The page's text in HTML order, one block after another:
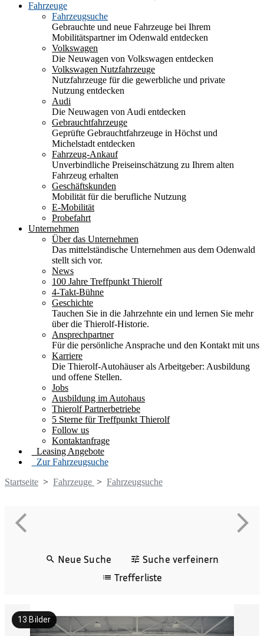
Fahrzeuge
Fahrzeugsuche
Gebrauchte und neue Fahrzeuge bei Ihrem
Mobilitätspartner im Odenwald entdecken
Volkswagen
Die Neuwagen von Volkswagen entdecken
Volkswagen Nutzfahrzeuge
Nutzfahrzeuge für die gewerbliche und private
Nutzung entdecken
Audi
Die Neuwagen von Audi entdecken
Gebrauchtfahrzeuge
Geprüfte Gebrauchtfahrzeuge in Höchst und
Michelstadt entdecken
Fahrzeug-Ankauf
Unverbindliche Preiseinschätzung zu Ihrem alten
Fahrzeug erhalten
Geschäftskunden
Mobilität für die berufliche Nutzung
E-Mobilität
Probefahrt
Unternehmen
Über das Unternehmen
Das mittelständische Unternehmen aus dem Odenwald
stellt sich vor.
News
100 Jahre Treffpunkt Thierolf
4-Takt-Bühne
Geschichte
Tauchen Sie in die Jahrzehnte ein und lernen Sie mehr
über die Thierolf-Historie.
Ansprechpartner
Für die persönliche Ansprache und den Kontakt mit uns
Karriere
Die Thierolf-Autohäuser als Arbeitgeber: Ausbildung
und offene Stellen.
Jobs
Ausbildung im Autohaus
Thierolf Partnerbetriebe
5 Sterne für Treffpunkt Thierolf
Follow us
Kontaktanfrage
Leasing Angebote
Zur Fahrzeugsuche
Startseite > Fahrzeuge > Fahrzeugsuche
Neue Suche
Suche verfeinern
Trefferliste
13 Bilder